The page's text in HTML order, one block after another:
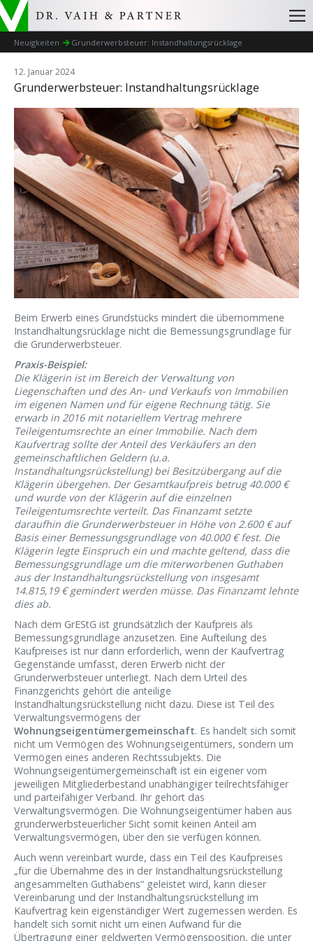
Neuigkeiten Grunderwerbsteuer: Instandhaltungsrücklage
12. Januar 2024
Grunderwerbsteuer: Instandhaltungsrücklage
Beim Erwerb eines Grundstücks mindert die übernommene
Instandhaltungsrücklage nicht die Bemessungsgrundlage für
die Grunderwerbsteuer.
Praxis-Beispiel:
Die Klägerin ist im Bereich der Verwaltung von
Liegenschaften und des An- und Verkaufs von Immobilien
im eigenen Namen und für eigene Rechnung tätig. Sie
erwarb in 2016 mit notariellem Vertrag mehrere
Teileigentumsrechte an einer Immobilie. Nach dem
Kaufvertrag sollte der Anteil des Verkäufers an den
gemeinschaftlichen Geldern (u.a.
Instandhaltungsrückstellung) bei Besitzübergang auf die
Klägerin übergehen. Der Gesamtkaufpreis betrug 40.000 €
und wurde von der Klägerin auf die einzelnen
Teileigentumsrechte verteilt. Das Finanzamt setzte
daraufhin die Grunderwerbsteuer in Höhe von 2.600 € auf
Basis einer Bemessungsgrundlage von 40.000 € fest. Die
Klägerin legte Einspruch ein und machte geltend, dass die
Bemessungsgrundlage um die miterworbenen Guthaben
aus der Instandhaltungsrückstellung von insgesamt
14.815,19 € gemindert werden müsse. Das Finanzamt lehnte
dies ab.
Nach dem GrEStG ist grundsätzlich der Kaufpreis als
Bemessungsgrundlage anzusetzen. Eine Aufteilung des
Kaufpreises ist nur dann erforderlich, wenn der Kaufvertrag
Gegenstände umfasst, deren Erwerb nicht der
Grunderwerbsteuer unterliegt. Nach dem Urteil des
Finanzgerichts gehört die anteilige
Instandhaltungsrückstellung nicht dazu. Diese ist Teil des
Verwaltungsvermögens der
Wohnungseigentümergemeinschaft. Es handelt sich somit
nicht um Vermögen des Wohnungseigentümers, sondern um
Vermögen eines anderen Rechtssubjekts. Die
Wohnungseigentümergemeinschaft ist ein eigener vom
jeweiligen Mitgliederbestand unabhängiger teilrechtsfähiger
und parteifähiger Verband. Ihr gehört das
Verwaltungsvermögen. Die Wohnungseigentümer haben aus
grunderwerbsteuerlicher Sicht somit keinen Anteil am
Verwaltungsvermögen, über den sie verfügen können.
Auch wenn vereinbart wurde, dass ein Teil des Kaufpreises
„für die Übernahme des in der Instandhaltungsrückstellung
angesammelten Guthabens“ geleistet wird, kann dieser
Vereinbarung und der Instandhaltungsrückstellung im
Kaufvertrag kein eigenständiger Wert zugemessen werden. Es
handelt sich somit nicht um einen Aufwand für die
Übertragung einer geldwerten Vermögensposition, die unter